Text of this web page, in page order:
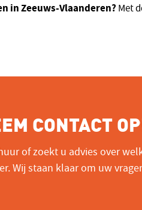
in Zeeuws-Vlaanderen? Met
CONTACT
of zoekt u advies over
Wij staan klaar om uw